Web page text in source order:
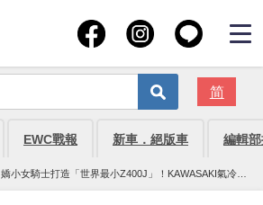
简
EWC戰報 新車．絕版車 編輯
嬌小女騎士打造「世界最小Z400J」！KAWASAKI氣冷四